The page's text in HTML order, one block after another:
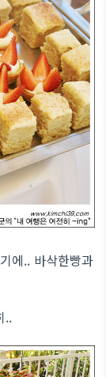
에.. 바삭한빵과
..